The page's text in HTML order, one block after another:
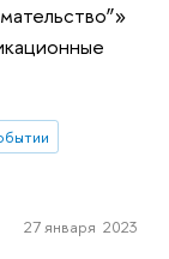
27 января 2023